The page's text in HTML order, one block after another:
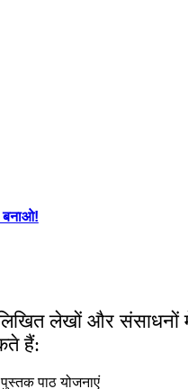
बनाओ!
लेखों और संसाधनों
हैं: